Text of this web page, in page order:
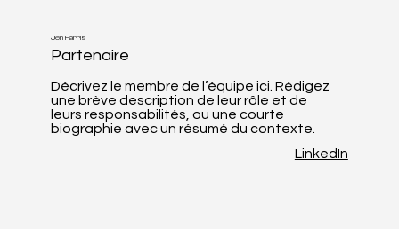
Jen Harris
Partenaire
Décrivez le membre de l’équipe ici. Rédigez
une brève description de leur rôle et de
leurs responsabilités, ou une courte
biographie avec un résumé du contexte.
LinkedIn